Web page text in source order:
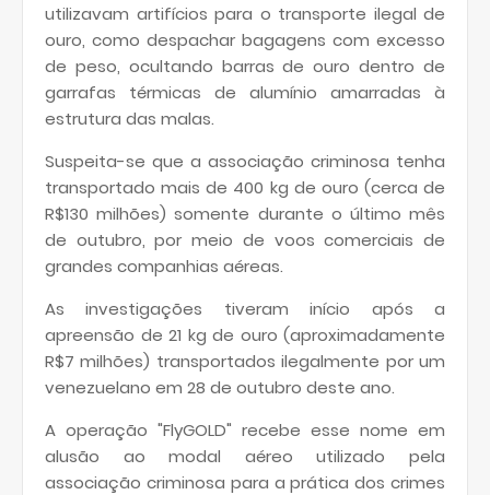
utilizavam artifícios para o transporte ilegal de
ouro, como despachar bagagens com excesso
de peso, ocultando barras de ouro dentro de
garrafas térmicas de alumínio amarradas à
estrutura das malas.
Suspeita-se que a associação criminosa tenha
transportado mais de 400 kg de ouro (cerca de
R$130 milhões) somente durante o último mês
de outubro, por meio de voos comerciais de
grandes companhias aéreas.
As investigações tiveram início após a
apreensão de 21 kg de ouro (aproximadamente
R$7 milhões) transportados ilegalmente por um
venezuelano em 28 de outubro deste ano.
A operação "FlyGOLD" recebe esse nome em
alusão ao modal aéreo utilizado pela
associação criminosa para a prática dos crimes